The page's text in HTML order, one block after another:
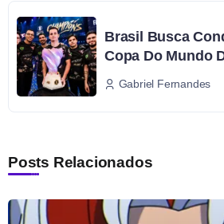
Brasil Busca
Copa Do Mundo
Gabriel Fernandes
Posts Relacionados